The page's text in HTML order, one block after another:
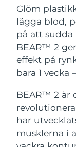
Glöm
lägga blod,
på att sudda
BEAR™ 2
effekt på
bara 1
BEAR™ 2 är
har
musklerna i
For
Återfuktning
FAQ™
Anti-aging
Bermuda
Bosnien och
Hercegovina
Brunei
Bulgarien
Kanada
Chile